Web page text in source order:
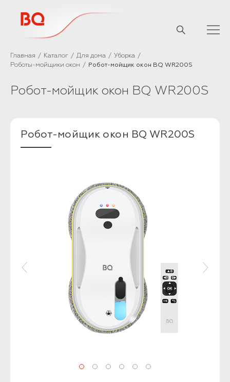
Главная Каталог Для дома
Уборка
Роботы-мойщики окон
Робот-мойщик окон BQ WR200S
Робот-мойщик окон BQ WR200S
Робот-мойщик окон BQ WR200S